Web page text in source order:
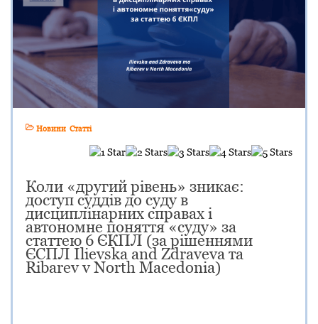
Новини Статті
Коли «другий рівень» зникає:
доступ суддів до суду в
дисциплінарних справах і
автономне поняття «суду» за
статтею 6 ЄКПЛ (за рішеннями
ЄСПЛ Ilievska and Zdraveva та
Ribarev v North Macedonia)